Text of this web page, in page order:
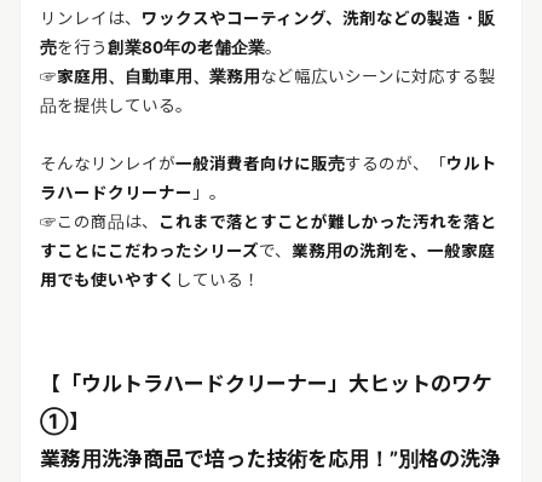
リンレイは、 ワックスやコーティング、洗剤などの製造・販
売を行う創業80年の老舗企業。
☞家庭用、自動車用、業務用など幅広いシーンに対応する製
品を提供している。
そんなリンレイが一般消費者向けに販売するのが、「ウルト
ラハードクリーナー 」。
☞この商品は、
これまで落とすことが難しかった汚れを落と
すことにこだわったシリーズで、 業務用の洗剤を、一般家庭
用でも使いやすく している！
【「ウルトラハードクリーナー」大ヒットのワケ
①】
業務用洗浄商品で培った技術を応用！”別格の洗浄